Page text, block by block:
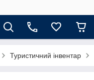
Туристичний інвентар